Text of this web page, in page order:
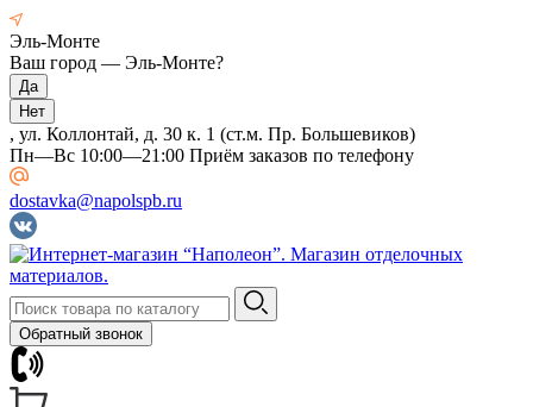
Эль-Монте
Ваш город — Эль-Монте?
, ул. Коллонтай, д. 30 к. 1 (ст.м. Пр. Большевиков)
Пн—Вс 10:00—21:00 Приём заказов по телефону
dostavka@napolspb.ru
Обратный звонок